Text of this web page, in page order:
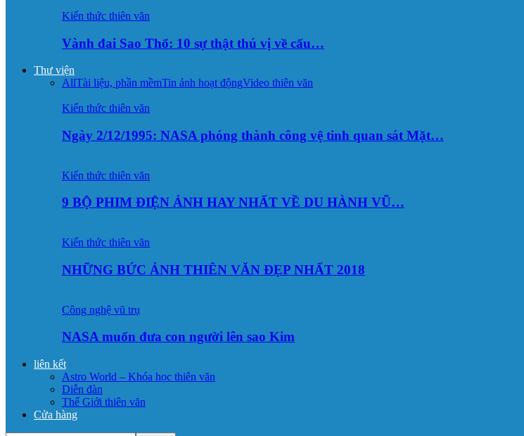
Kiến thức thiên văn
Vành đai Sao Thổ: 10 sự thật thú vị về cấu…
Thư viện
AllTài liệu, phần mềmTin ảnh hoạt độngVideo thiên văn
Kiến thức thiên văn
Ngày 2/12/1995: NASA phóng thành công vệ tinh quan sát Mặt…
Kiến thức thiên văn
9 BỘ PHIM ĐIỆN ẢNH HAY NHẤT VỀ DU HÀNH VŨ…
Kiến thức thiên văn
NHỮNG BỨC ẢNH THIÊN VĂN ĐẸP NHẤT 2018
Công nghệ vũ trụ
NASA muốn đưa con người lên sao Kim
liên kết
Astro World – Khóa học thiên văn
Diễn đàn
Thế Giới thiên văn
Cửa hàng